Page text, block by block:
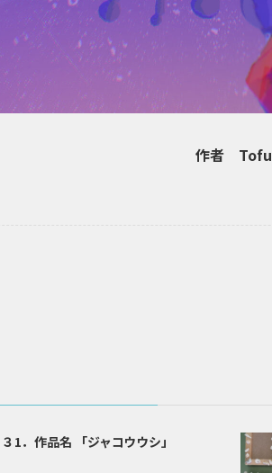
作者 Tofu
３1．作品名 「ジャコウウシ」